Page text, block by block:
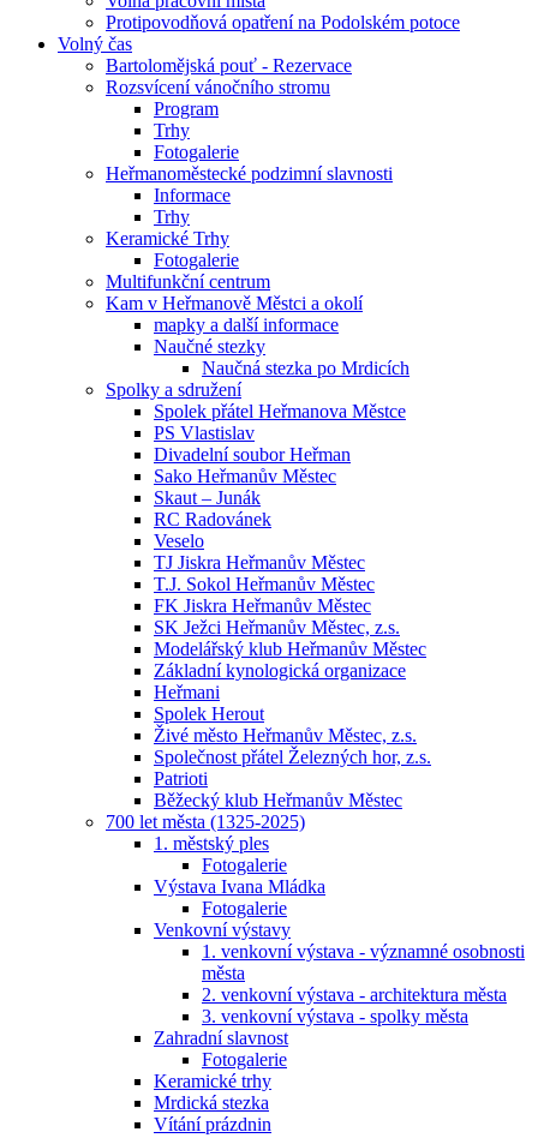
Protipovodňová opatření na Podolském potoce
Volný čas
Bartolomějská pouť - Rezervace
Rozsvícení vánočního stromu
Program
Trhy
Fotogalerie
Heřmanoměstecké podzimní slavnosti
Informace
Trhy
Keramické Trhy
Fotogalerie
Multifunkční centrum
Kam v Heřmanově Městci a okolí
mapky a další informace
Naučné stezky
Naučná stezka po Mrdicích
Spolky a sdružení
Spolek přátel Heřmanova Městce
PS Vlastislav
Divadelní soubor Heřman
Sako Heřmanův Městec
Skaut – Junák
RC Radovánek
Veselo
TJ Jiskra Heřmanův Městec
T.J. Sokol Heřmanův Městec
FK Jiskra Heřmanův Městec
SK Ježci Heřmanův Městec, z.s.
Modelářský klub Heřmanův Městec
Základní kynologická organizace
Heřmani
Spolek Herout
Živé město Heřmanův Městec, z.s.
Společnost přátel Železných hor, z.s.
Patrioti
Běžecký klub Heřmanův Městec
700 let města (1325-2025)
1. městský ples
Fotogalerie
Výstava Ivana Mládka
Fotogalerie
Venkovní výstavy
1. venkovní výstava - významné osobnosti
města
2. venkovní výstava - architektura města
3. venkovní výstava - spolky města
Zahradní slavnost
Fotogalerie
Keramické trhy
Mrdická stezka
Vítání prázdnin